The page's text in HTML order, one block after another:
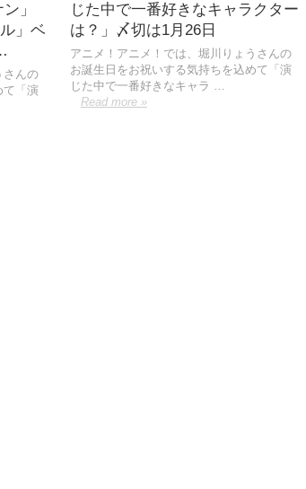
」
」ベ
さんの
て「演
じた中で一番好きなキャラクター
は？」〆切は1月26日
アニメ！アニメ！では、堀川りょうさんの
お誕生日をお祝いする気持ちを込めて「演
じた中で一番好きなキャラ …
Read more »